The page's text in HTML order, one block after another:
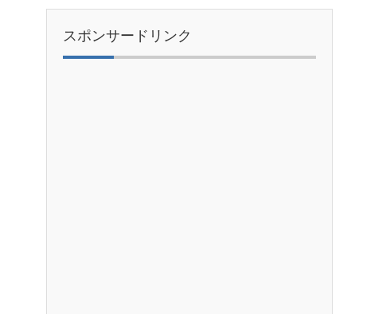
スポンサードリンク